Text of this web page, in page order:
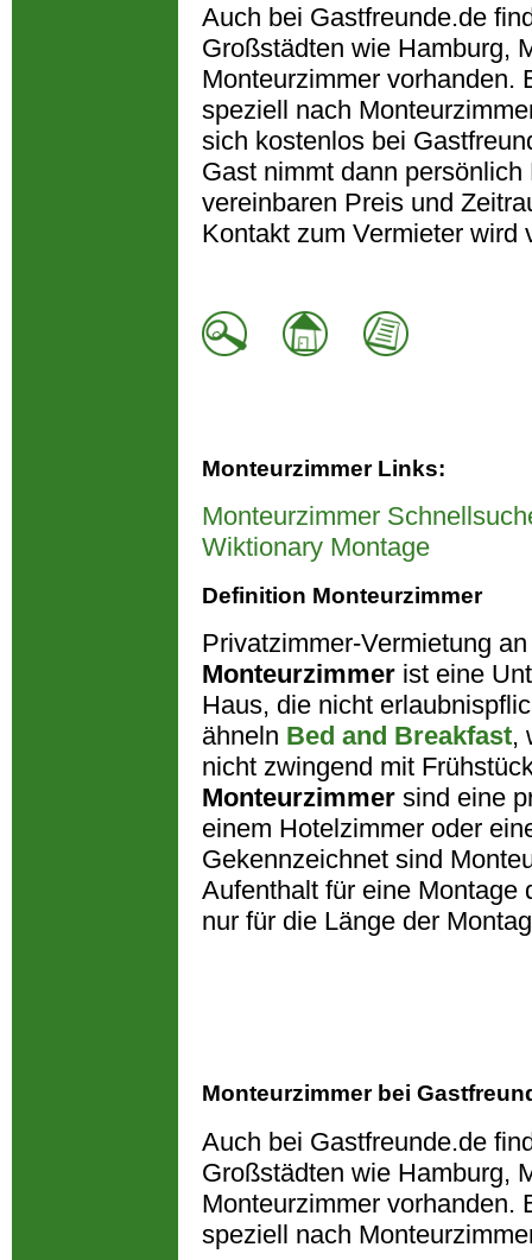
Auch bei Gastfreunde.de
Großstädten wie Hamburg,
Monteurzimmer vorhanden.
speziell nach
sich kostenlos bei
Gast nimmt dann
vereinbaren Preis und
Kontakt zum Vermieter wird
Monteurzimmer Links:
Monteurzimmer
Wiktionary Montage
Definition Monteurzimmer
Privatzimmer-Vermietung
Monteurzimmer ist eine
Haus, die nicht
ähneln Bed and Breakfast,
nicht zwingend mit
Monteurzimmer sind eine
einem Hotelzimmer oder
Gekennzeichnet sind
Aufenthalt für eine Montage
nur für die Länge der
Monteurzimmer bei
Auch bei Gastfreunde.de
Großstädten wie Hamburg,
Monteurzimmer vorhanden.
speziell nach